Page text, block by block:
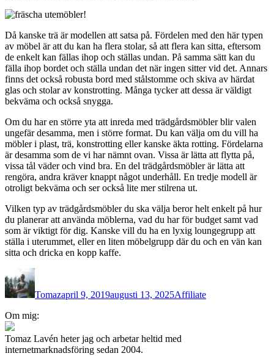
Då kanske trä är modellen att satsa på. Fördelen med den här typen
av möbel är att du kan ha flera stolar, så att flera kan sitta, eftersom
de enkelt kan fällas ihop och ställas undan. På samma sätt kan du
fälla ihop bordet och ställa undan det när ingen sitter vid det. Annars
finns det också robusta bord med stålstomme och skiva av härdat
glas och stolar av konstrotting. Många tycker att dessa är väldigt
bekväma och också snygga.
Om du har en större yta att inreda med trädgårdsmöbler blir valen
ungefär desamma, men i större format. Du kan välja om du vill ha
möbler i plast, trä, konstrotting eller kanske äkta rotting. Fördelarna
är desamma som de vi har nämnt ovan. Vissa är lätta att flytta på,
vissa tål väder och vind bra. En del trädgårdsmöbler är lätta att
rengöra, andra kräver knappt något underhåll. En tredje modell är
otroligt bekväma och ser också lite mer stilrena ut.
Vilken typ av trädgårdsmöbler du ska välja beror helt enkelt på hur
du planerar att använda möblerna, vad du har för budget samt vad
som är viktigt för dig. Kanske vill du ha en lyxig loungegrupp att
ställa i uterummet, eller en liten möbelgrupp där du och en vän kan
sitta och dricka en kopp kaffe.
Författare
Tomazapril 9, 2019augusti 13, 2025Affiliate
Inläggsnavigering
Om mig:
Tomaz Lavén heter jag och arbetar heltid med
internetmarknadsföring sedan 2004.